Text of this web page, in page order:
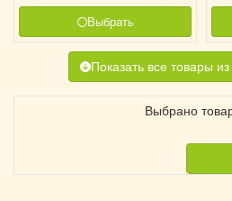
Выбрать
Показать все товары
Выбрано